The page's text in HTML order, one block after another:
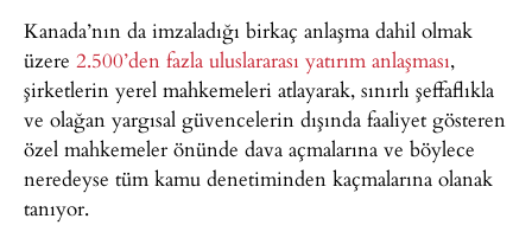
Kanada’nın da imzaladığı birkaç anlaşma dahil olmak
üzere 2.500’den fazla uluslararası yatırım anlaşması,
şirketlerin yerel mahkemeleri atlayarak, sınırlı şeffaflıkla
ve olağan yargısal güvencelerin dışında faaliyet gösteren
özel mahkemeler önünde dava açmalarına ve böylece
neredeyse tüm kamu denetiminden kaçmalarına olanak
tanıyor.